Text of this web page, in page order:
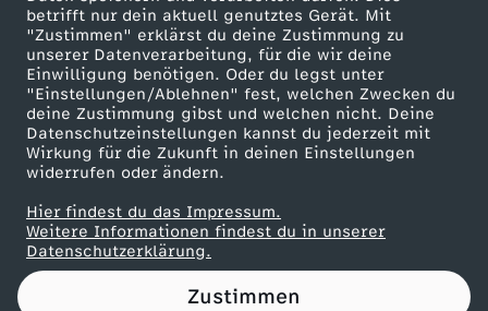
betrifft nur dein aktuell genutztes Gerät. Mit
"Zustimmen" erklärst du deine Zustimmung zu
unserer Datenverarbeitung, für die wir deine
Einwilligung benötigen. Oder du legst unter
"Einstellungen/Ablehnen" fest, welchen Zwecken du
deine Zustimmung gibst und welchen nicht. Deine
Datenschutzeinstellungen kannst du jederzeit mit
Wirkung für die Zukunft in deinen Einstellungen
widerrufen oder ändern.
Hier findest du das Impressum.
Weitere Informationen findest du in unserer
Datenschutzerklärung.
Zustimmen
E
:
A
l
l
e
Werbefernsehen
Mainzelmännchen
Partner